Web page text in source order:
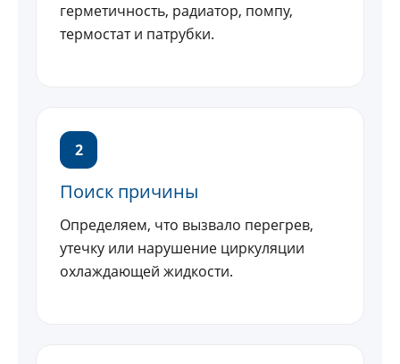
герметичность, радиатор, помпу,
термостат и патрубки.
2
Поиск причины
Определяем, что вызвало перегрев,
утечку или нарушение циркуляции
охлаждающей жидкости.